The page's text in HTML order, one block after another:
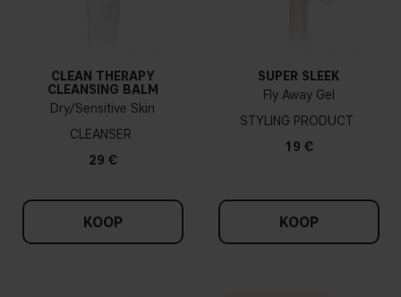
CLEAN THERAPY
CLEANSING BALM
Dry/Sensitive Skin
CLEANSER
29 €
KOOP
SUPER SLEEK
Fly Away Gel
STYLING PRODUCT
19 €
KOOP